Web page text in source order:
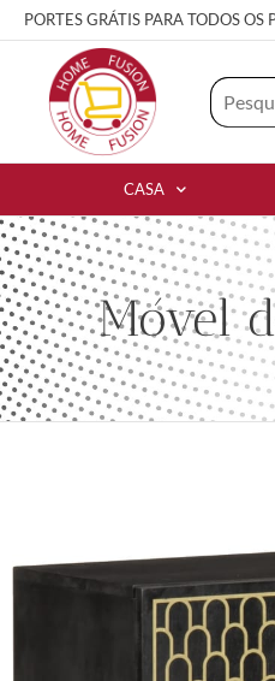
PORTES GRÁTIS PARA TODOS
CASA
Móvel